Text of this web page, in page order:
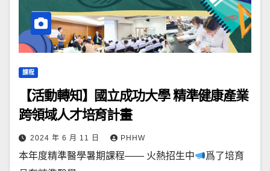
課程
【活動轉知】國立成功大學 精準健康產業
跨領域人才培育計畫
2024 年 6 月 11 日 PHHW
本年度精準醫學暑期課程—— 火熱招生中
爲了培育